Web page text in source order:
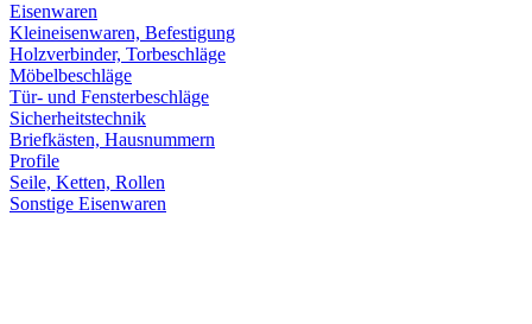
Eisenwaren
Kleineisenwaren, Befestigung
Holzverbinder, Torbeschläge
Möbelbeschläge
Tür- und Fensterbeschläge
Sicherheitstechnik
Briefkästen, Hausnummern
Profile
Seile, Ketten, Rollen
Sonstige Eisenwaren